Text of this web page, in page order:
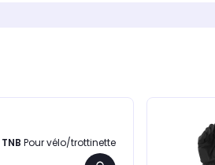
TNB Pour vélo/trottinette